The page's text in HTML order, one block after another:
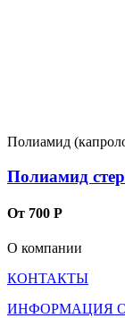
Полиамид
Полиамид
От 700 Р
О компании
КОНТАКТЫ
ИНФОРМАЦИЯ